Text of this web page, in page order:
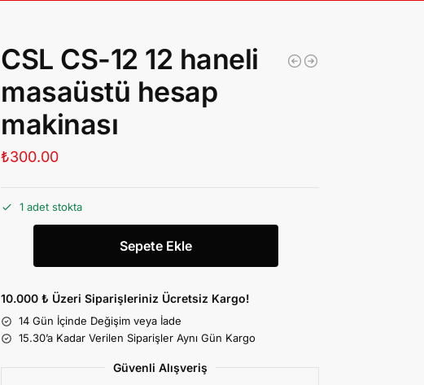
CSL CS-12 12 haneli
masaüstü hesap
makinası
₺300.00
1 adet stokta
Sepete Ekle
10.000 ₺ Üzeri Siparişleriniz Ücretsiz Kargo!
14 Gün İçinde Değişim veya İade
15.30’a Kadar Verilen Siparişler Aynı Gün Kargo
Güvenli Alışveriş